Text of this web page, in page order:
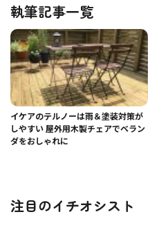
執筆記事一覧
イケアのテルノーは雨＆塗装対策が
しやすい 屋外用木製チェアでベラン
ダをおしゃれに
注目のイチオシスト